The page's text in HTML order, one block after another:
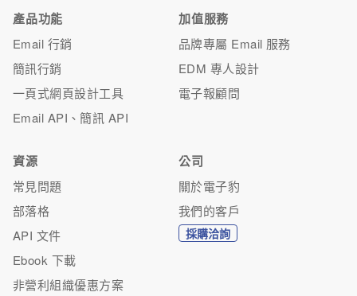
產品功能
Email 行銷
簡訊行銷
一頁式網頁設計工具
Email API、簡訊 API
加值服務
品牌專屬 Email 服務
EDM 專人設計
電子報顧問
資源
常見問題
部落格
API 文件
Ebook 下載
非營利組織優惠方案
公司
關於電子豹
我們的客戶
採購洽詢